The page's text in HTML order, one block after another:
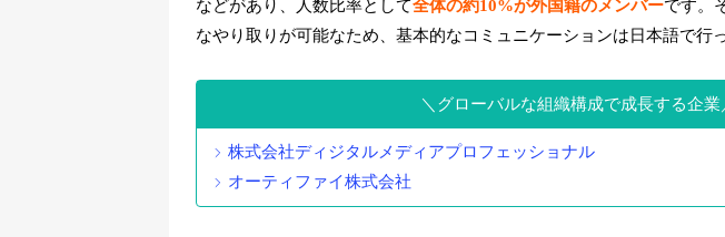
などがあり、人数比率として全体の約10%が外国籍のメンバーです。
なやり取りが可能なため、基本的なコミュニケーションは日本語で行
グローバルな組織構成で成長する企業
株式会社ディジタルメディアプロフェッショナル
オーティファイ株式会社